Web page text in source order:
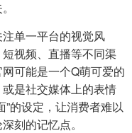
单一平台的视觉风
视频、直播等不同渠
可能是一个Q萌可爱的
是社交媒体上的表情
的设定，让消费者难以
刻的记忆点。